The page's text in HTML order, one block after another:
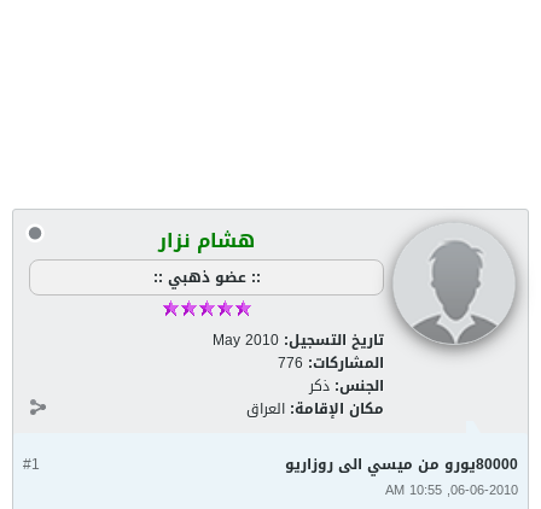
هشام نزار
:: عضو ذهبي ::
تاريخ التسجيل: May 2010
المشاركات: 776
الجنس: ذكر
مكان الإقامة: العراق
#1 80000يورو من ميسي الى روزاريو
06-06-2010, 10:55 AM